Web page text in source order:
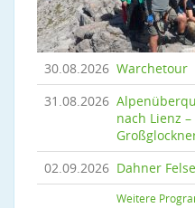
30.08.2026 Warchetour
31.08.2026
nach Lienz
02.09.2026 Dahner
Weitere